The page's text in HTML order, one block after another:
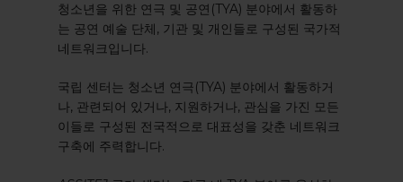
청소년을 위한 연극 및 공연(TYA) 분야에서 활동하
는 공연 예술 단체, 기관 및 개인들로 구성된 국가적
네트워크입니다.
국립 센터는 청소년 연극(TYA) 분야에서 활동하거
나, 관련되어 있거나, 지원하거나, 관심을 가진 모든
이들로 구성된 전국적으로 대표성을 갖춘 네트워크
구축에 주력합니다.